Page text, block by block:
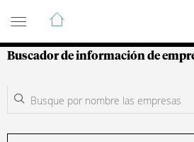
Guía de Empresas
Buscador de información de